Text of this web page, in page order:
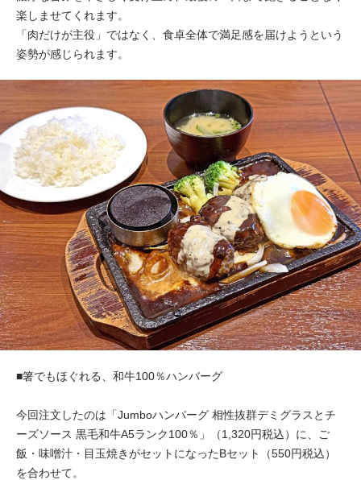
楽しませてくれます。
「肉だけが主役」ではなく、食卓全体で満足感を届けようという
姿勢が感じられます。
■箸でもほぐれる、和牛100％ハンバーグ
今回注文したのは「Jumboハンバーグ 相性抜群デミグラスとチ
ーズソース 黒毛和牛A5ランク100％」（1,320円税込）に、ご
飯・味噌汁・目玉焼きがセットになったBセット（550円税込）
を合わせて。